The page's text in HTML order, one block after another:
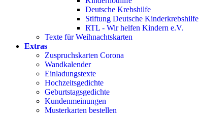
Deutsche Krebshilfe
Stiftung Deutsche Kinderkrebshilfe
RTL - Wir helfen Kindern e.V.
Texte für Weihnachtskarten
Extras
Zuspruchskarten Corona
Wandkalender
Einladungstexte
Hochzeitsgedichte
Geburtstagsgedichte
Kundenmeinungen
Musterkarten bestellen